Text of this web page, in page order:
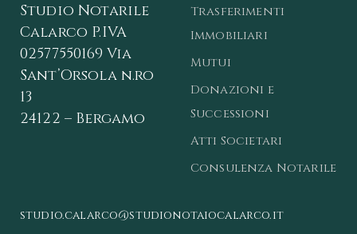
Studio Notarile
Calarco P.IVA
02577550169 Via
Sant’Orsola n.ro
13
24122 – Bergamo
Trasferimenti
Immobiliari
Mutui
Donazioni e
Successioni
Atti Societari
Consulenza Notarile
studio.calarco@studionotaiocalarco.it